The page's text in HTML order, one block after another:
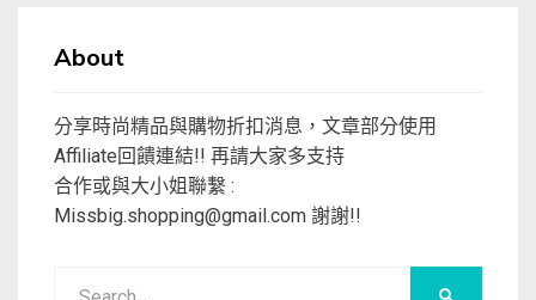
About
分享時尚精品與購物折扣消息，文章部分使用
Affiliate回饋連結!! 再請大家多支持
合作或與大小姐聯繫 :
Missbig.shopping@gmail.com 謝謝!!